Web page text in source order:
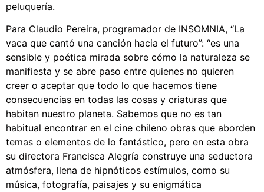
peluquería.
Para Claudio Pereira, programador de INSOMNIA, “La
vaca que cantó una canción hacia el futuro”: “es una
sensible y poética mirada sobre cómo la naturaleza se
manifiesta y se abre paso entre quienes no quieren
creer o aceptar que todo lo que hacemos tiene
consecuencias en todas las cosas y criaturas que
habitan nuestro planeta. Sabemos que no es tan
habitual encontrar en el cine chileno obras que aborden
temas o elementos de lo fantástico, pero en esta obra
su directora Francisca Alegría construye una seductora
atmósfera, llena de hipnóticos estímulos, como su
música, fotografía, paisajes y su enigmática